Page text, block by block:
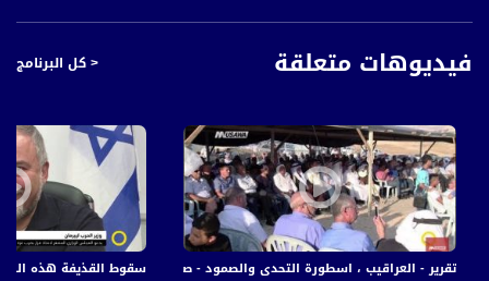
فيديوهات متعلقة < كل البرنامج
سقوط القذيفة هذه الليلة في بئر
تقرير - العراقيب ، اسطورة التحدى والصمود - صباحنا غير - ياسر العقبي - 20.8.2017 - مساواة